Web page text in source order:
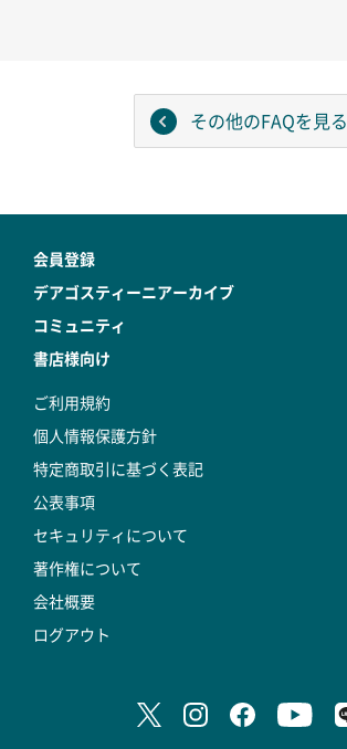
その他のFAQを見る
会員登録
デアゴスティーニアーカイブ
コミュニティ
書店様向け
ご利用規約
個人情報保護方針
特定商取引に基づく表記
公表事項
セキュリティについて
著作権について
会社概要
ログアウト